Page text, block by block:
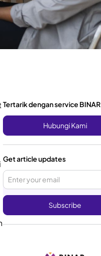
Tertarik dengan service BINAR
Hubungi Kami
Get article updates